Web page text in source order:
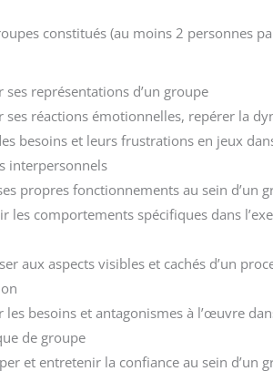
constitués (au moins 2 personnes
ses représentations d’un groupe
ses réactions émotionnelles, repérer la
besoins et leurs frustrations en jeux
interpersonnels
propres fonctionnements au sein d’un
les comportements spécifiques dans
aux aspects visibles et cachés d’un
les besoins et antagonismes à l’œuvre
de groupe
et entretenir la confiance au sein d’un